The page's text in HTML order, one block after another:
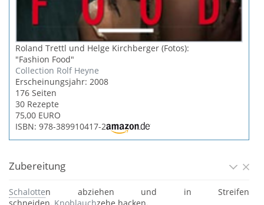
Roland Trettl und Helge Kirchberger (Fotos):
"Fashion Food"
Collection Rolf Heyne
Erscheinungsjahr: 2008
176 Seiten
30 Rezepte
75,00 EURO
ISBN: 978-389910417-2
Zubereitung
Schalotten abziehen und in Streifen
schneiden, Knoblauchzehe hacken,